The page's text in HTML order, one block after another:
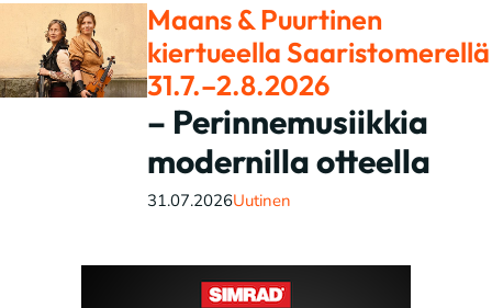
Maans & Puurtinen
kiertueella Saaristomerellä
31.7.–2.8.2026
– Perinnemusiikkia
modernilla otteella
31.07.2026Uutinen